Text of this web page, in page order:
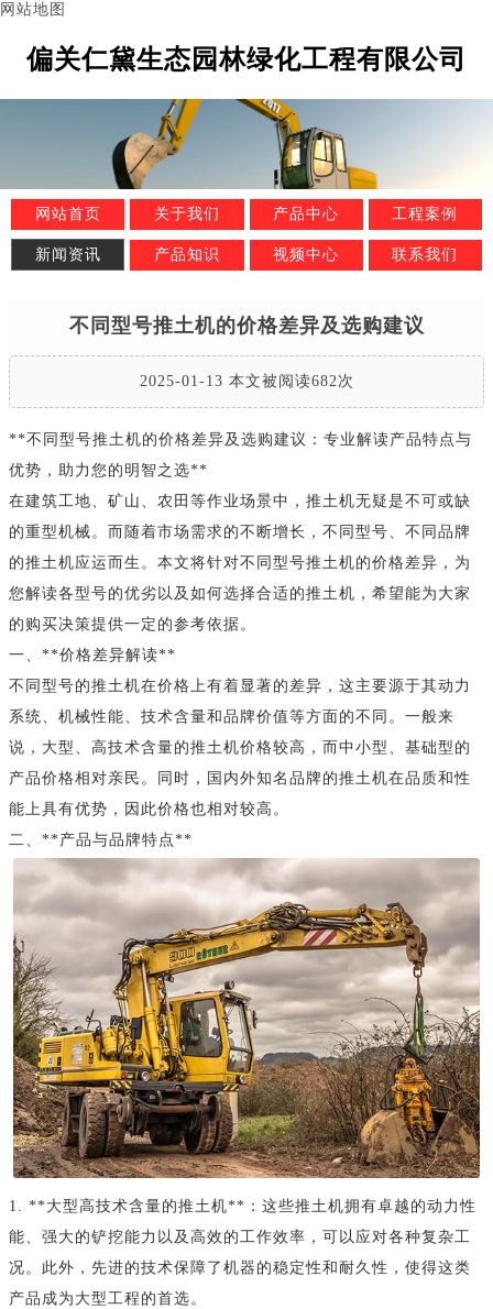
网站地图
偏关仁黛生态园林绿化工程有限公司
网站首页 关于我们 产品中心 工程案例
新闻资讯 产品知识 视频中心 联系我们
不同型号推土机的价格差异及选购建议
2025-01-13 本文被阅读682次
**不同型号推土机的价格差异及选购建议：专业解读产品特点与
优势，助力您的明智之选**
在建筑工地、矿山、农田等作业场景中，推土机无疑是不可或缺
的重型机械。而随着市场需求的不断增长，不同型号、不同品牌
的推土机应运而生。本文将针对不同型号推土机的价格差异，为
您解读各型号的优劣以及如何选择合适的推土机，希望能为大家
的购买决策提供一定的参考依据。
一、**价格差异解读**
不同型号的推土机在价格上有着显著的差异，这主要源于其动力
系统、机械性能、技术含量和品牌价值等方面的不同。一般来
说，大型、高技术含量的推土机价格较高，而中小型、基础型的
产品价格相对亲民。同时，国内外知名品牌的推土机在品质和性
能上具有优势，因此价格也相对较高。
二、**产品与品牌特点**
1. **大型高技术含量的推土机**：这些推土机拥有卓越的动力性
能、强大的铲挖能力以及高效的工作效率，可以应对各种复杂工
况。此外，先进的技术保障了机器的稳定性和耐久性，使得这类
产品成为大型工程的首选。